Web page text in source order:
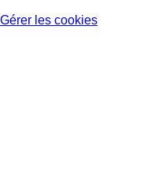
Gérer les cookies